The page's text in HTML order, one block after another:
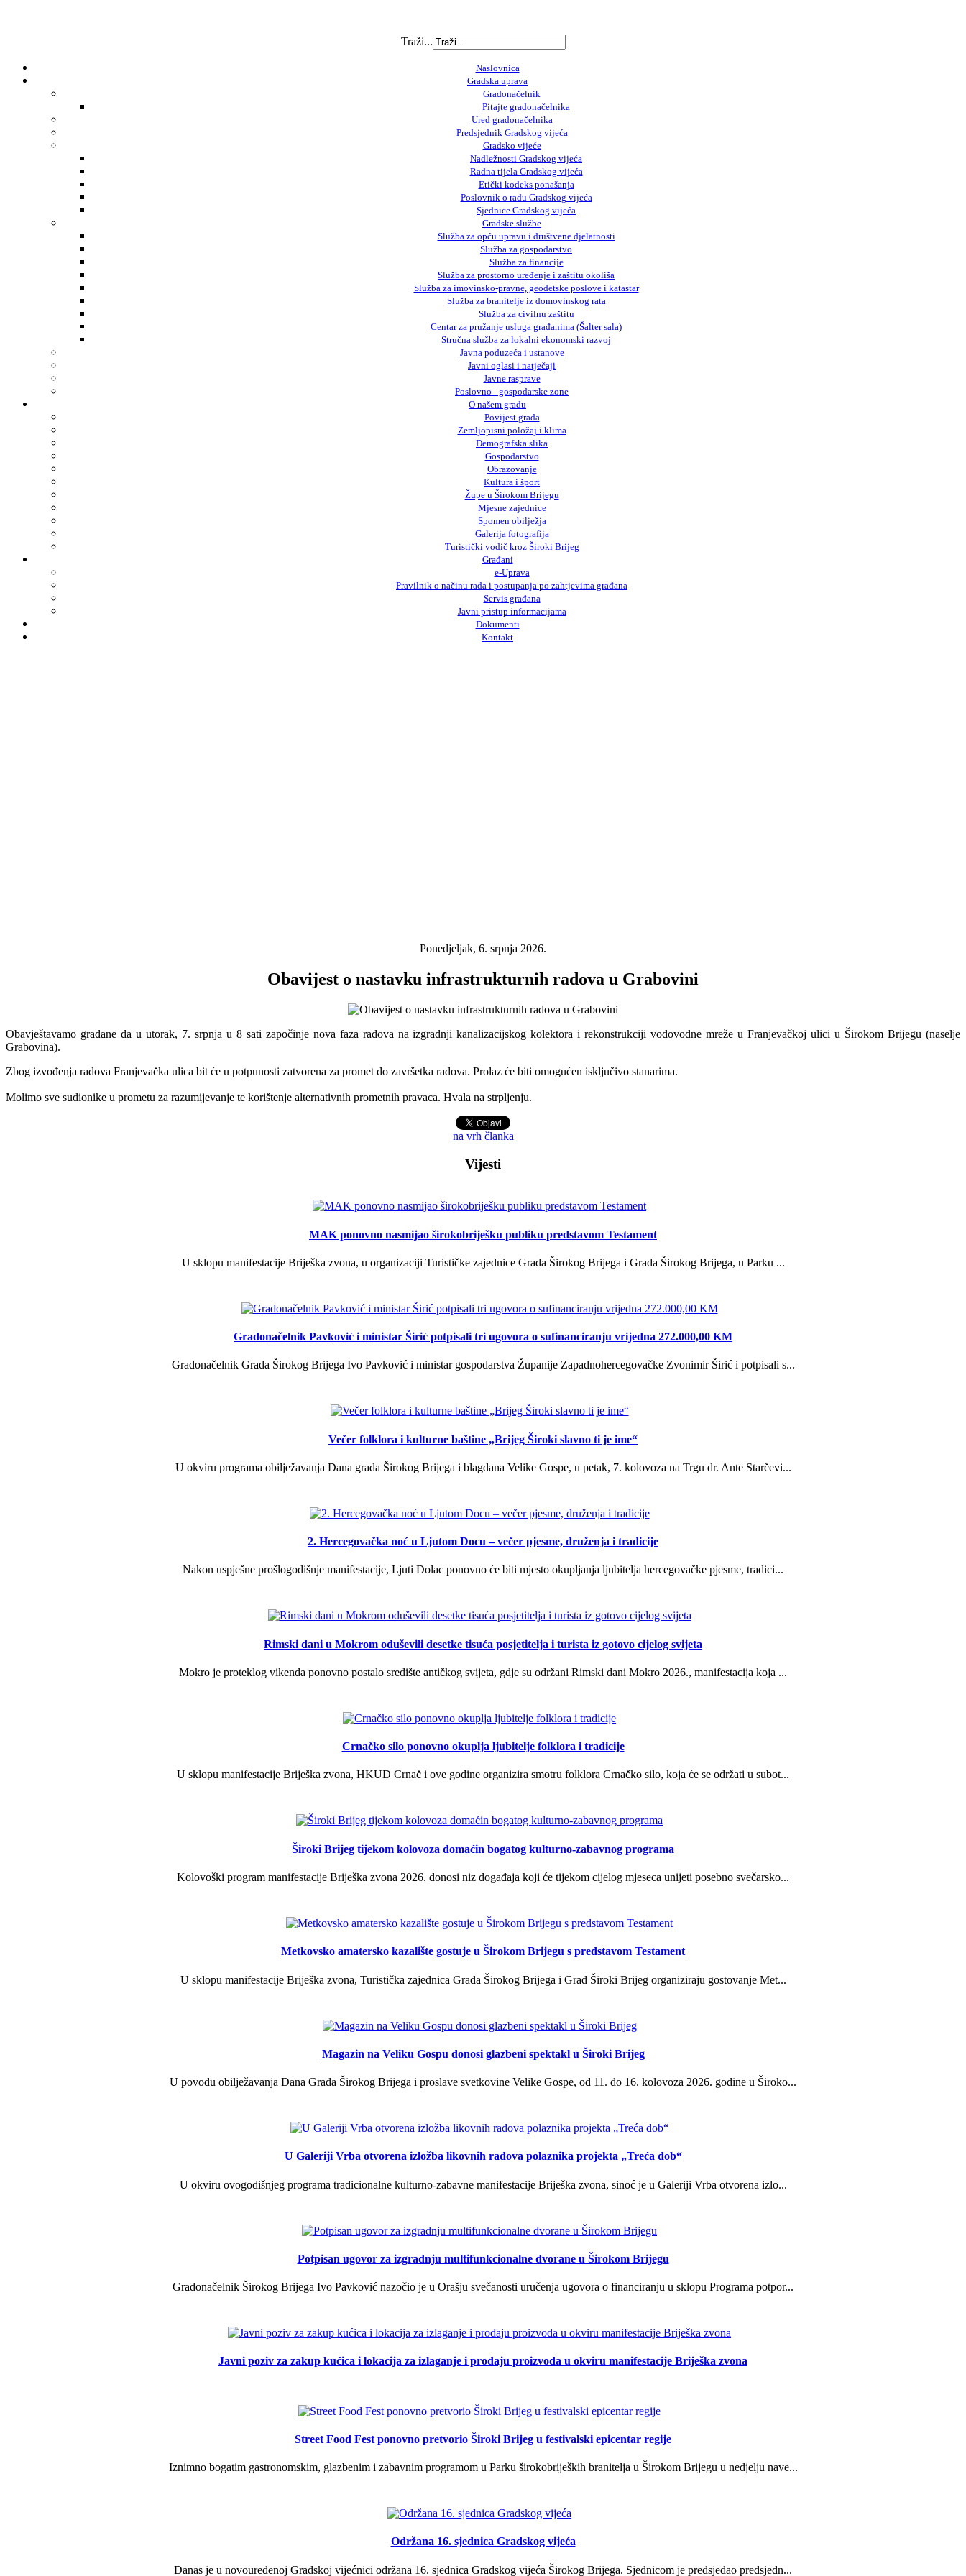
Traži...
Naslovnica
Gradska uprava
Gradonačelnik
Pitajte gradonačelnika
Ured gradonačelnika
Predsjednik Gradskog vijeća
Gradsko vijeće
Nadležnosti Gradskog vijeća
Radna tijela Gradskog vijeća
Etički kodeks ponašanja
Poslovnik o radu Gradskog vijeća
Sjednice Gradskog vijeća
Gradske službe
Služba za opću upravu i društvene djelatnosti
Služba za gospodarstvo
Služba za financije
Služba za prostorno uređenje i zaštitu okoliša
Služba za imovinsko-pravne, geodetske poslove i katastar
Služba za branitelje iz domovinskog rata
Služba za civilnu zaštitu
Centar za pružanje usluga građanima (Šalter sala)
Stručna služba za lokalni ekonomski razvoj
Javna poduzeća i ustanove
Javni oglasi i natječaji
Javne rasprave
Poslovno - gospodarske zone
O našem gradu
Povijest grada
Zemljopisni položaj i klima
Demografska slika
Gospodarstvo
Obrazovanje
Kultura i šport
Župe u Širokom Brijegu
Mjesne zajednice
Spomen obilježja
Galerija fotografija
Turistički vodič kroz Široki Brijeg
Građani
e-Uprava
Pravilnik o načinu rada i postupanja po zahtjevima građana
Servis građana
Javni pristup informacijama
Dokumenti
Kontakt
Ponedjeljak, 6. srpnja 2026.
Obavijest o nastavku infrastrukturnih radova u Grabovini
Obavještavamo građane da u utorak, 7. srpnja u 8 sati započinje nova faza radova na izgradnji kanalizacijskog kolektora i rekonstrukciji vodovodne mreže u Franjevačkoj ulici u Širokom Brijegu (naselje
Grabovina).
Zbog izvođenja radova Franjevačka ulica bit će u potpunosti zatvorena za promet do završetka radova. Prolaz će biti omogućen isključivo stanarima.
Molimo sve sudionike u prometu za razumijevanje te korištenje alternativnih prometnih pravaca. Hvala na strpljenju.
na vrh članka
Vijesti
MAK ponovno nasmijao širokobriješku publiku predstavom Testament
U sklopu manifestacije Briješka zvona, u organizaciji Turističke zajednice Grada Širokog Brijega i Grada Širokog Brijega, u Parku ...
Gradonačelnik Pavković i ministar Širić potpisali tri ugovora o sufinanciranju vrijedna 272.000,00 KM
Gradonačelnik Grada Širokog Brijega Ivo Pavković i ministar gospodarstva Županije Zapadnohercegovačke Zvonimir Širić i potpisali s...
Večer folklora i kulturne baštine „Brijeg Široki slavno ti je ime“
U okviru programa obilježavanja Dana grada Širokog Brijega i blagdana Velike Gospe, u petak, 7. kolovoza na Trgu dr. Ante Starčevi...
2. Hercegovačka noć u Ljutom Docu – večer pjesme, druženja i tradicije
Nakon uspješne prošlogodišnje manifestacije, Ljuti Dolac ponovno će biti mjesto okupljanja ljubitelja hercegovačke pjesme, tradici...
Rimski dani u Mokrom oduševili desetke tisuća posjetitelja i turista iz gotovo cijelog svijeta
Mokro je proteklog vikenda ponovno postalo središte antičkog svijeta, gdje su održani Rimski dani Mokro 2026., manifestacija koja ...
Crnačko silo ponovno okuplja ljubitelje folklora i tradicije
U sklopu manifestacije Briješka zvona, HKUD Crnač i ove godine organizira smotru folklora Crnačko silo, koja će se održati u subot...
Široki Brijeg tijekom kolovoza domaćin bogatog kulturno-zabavnog programa
Kolovoški program manifestacije Briješka zvona 2026. donosi niz događaja koji će tijekom cijelog mjeseca unijeti posebno svečarsko...
Metkovsko amatersko kazalište gostuje u Širokom Brijegu s predstavom Testament
U sklopu manifestacije Briješka zvona, Turistička zajednica Grada Širokog Brijega i Grad Široki Brijeg organiziraju gostovanje Met...
Magazin na Veliku Gospu donosi glazbeni spektakl u Široki Brijeg
U povodu obilježavanja Dana Grada Širokog Brijega i proslave svetkovine Velike Gospe, od 11. do 16. kolovoza 2026. godine u Široko...
U Galeriji Vrba otvorena izložba likovnih radova polaznika projekta „Treća dob“
U okviru ovogodišnjeg programa tradicionalne kulturno-zabavne manifestacije Briješka zvona, sinoć je u Galeriji Vrba otvorena izlo...
Potpisan ugovor za izgradnju multifunkcionalne dvorane u Širokom Brijegu
Gradonačelnik Širokog Brijega Ivo Pavković nazočio je u Orašju svečanosti uručenja ugovora o financiranju u sklopu Programa potpor...
Javni poziv za zakup kućica i lokacija za izlaganje i prodaju proizvoda u okviru manifestacije Briješka zvona
Street Food Fest ponovno pretvorio Široki Brijeg u festivalski epicentar regije
Iznimno bogatim gastronomskim, glazbenim i zabavnim programom u Parku širokobrijeških branitelja u Širokom Brijegu u nedjelju nave...
Održana 16. sjednica Gradskog vijeća
Danas je u novouređenoj Gradskoj vijećnici održana 16. sjednica Gradskog vijeća Širokog Brijega. Sjednicom je predsjedao predsjedn...